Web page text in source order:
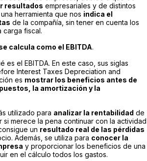
resultados empresariales y de distintos
herramienta que nos indica el
de la compañía, sin tener en cuenta los
carga fiscal.
calcula como el EBITDA.
es el EBITDA. En este caso, sus siglas
Interest Taxes Depreciation and
es mostrar los beneficios antes de
la amortización y la
utilizado para analizar la rentabilidad de
si merece la pena continuar con la actividad
un resultado real de las pérdidas
Además, se utiliza para conocer la
y proporcionar los beneficios de una
en el cálculo todos los gastos.